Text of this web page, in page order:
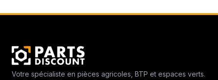
Votre spécialiste en pièces agricoles, BTP et espaces verts.